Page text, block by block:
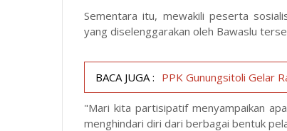
Sementara itu, mewakili peserta
yang diselenggarakan oleh Bawaslu
BACA JUGA : PPK Gunungsitoli Gelar
"Mari kita partisipatif menyampaikan
menghindari diri dari berbagai bentuk